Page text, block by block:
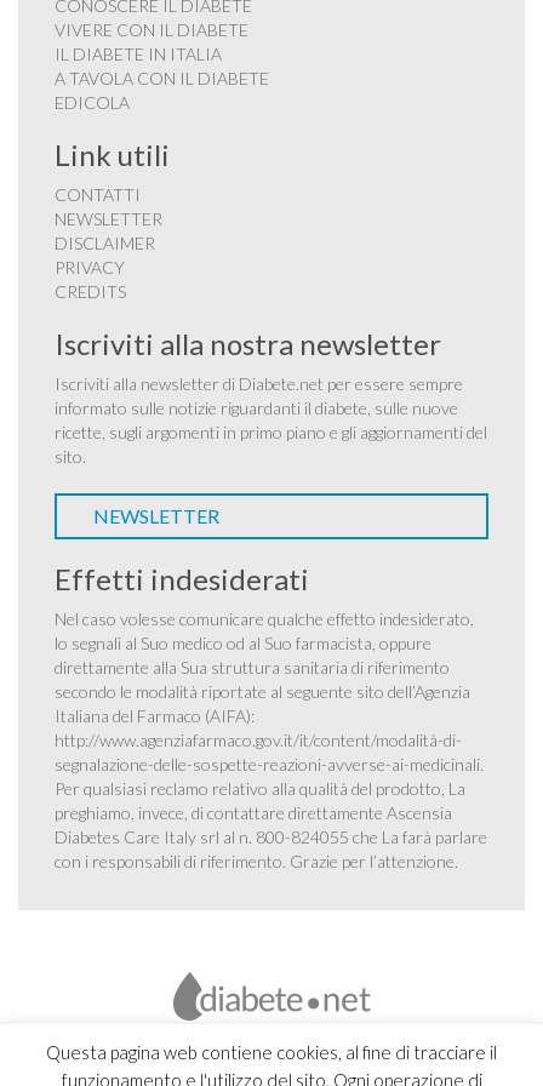
Questa pagina web contiene cookies, al fine di tracciare il
funzionamento e l'utilizzo del sito. Ogni operazione di
CONOSCERE IL DIABETE
VIVERE CON IL DIABETE
IL DIABETE IN ITALIA
A TAVOLA CON IL DIABETE
EDICOLA
Link utili
CONTATTI
NEWSLETTER
DISCLAIMER
PRIVACY
CREDITS
Iscriviti alla nostra newsletter
Iscriviti alla newsletter di Diabete.net per essere sempre
informato sulle notizie riguardanti il diabete, sulle nuove
ricette, sugli argomenti in primo piano e gli aggiornamenti del
sito.
NEWSLETTER
Effetti indesiderati
Nel caso volesse comunicare qualche effetto indesiderato,
lo segnali al Suo medico od al Suo farmacista, oppure
direttamente alla Sua struttura sanitaria di riferimento
secondo le modalità riportate al seguente sito dell’Agenzia
Italiana del Farmaco (AIFA):
http://www.agenziafarmaco.gov.it/it/content/modalità-di-
segnalazione-delle-sospette-reazioni-avverse-ai-medicinali.
Per qualsiasi reclamo relativo alla qualità del prodotto, La
preghiamo, invece, di contattare direttamente Ascensia
Diabetes Care Italy srl al n. 800-824055 che La farà parlare
con i responsabili di riferimento. Grazie per l’attenzione.